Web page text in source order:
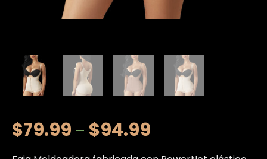
$79.99 – $94.99